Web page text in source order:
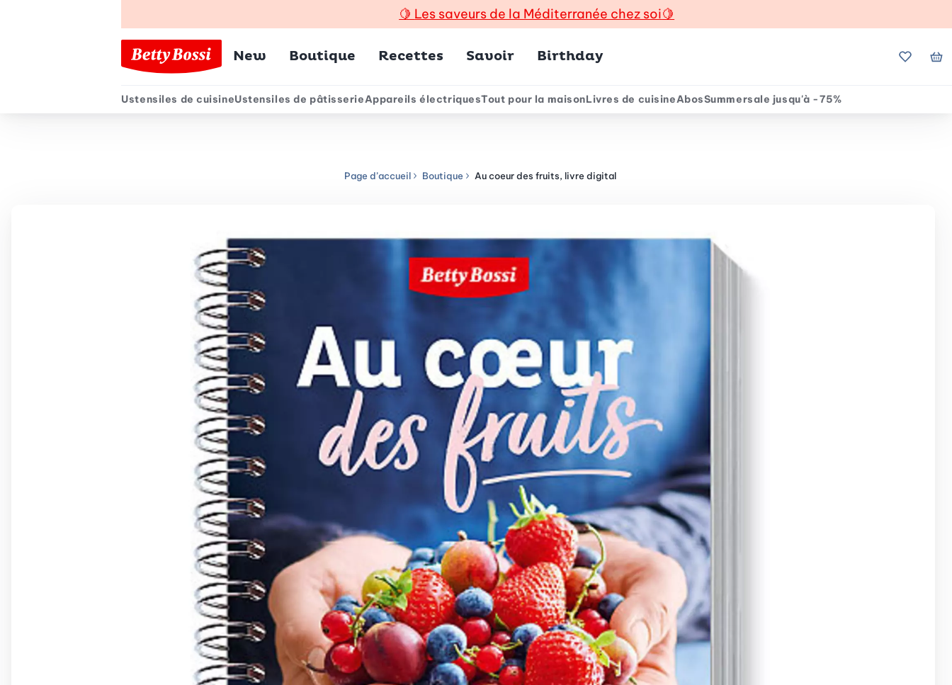
🍋 Les saveurs de la Méditerranée chez soi🍋
Menu principal
New Boutique Recettes Savoir Birthday Mes
Menu secondaire
Ustensiles de cuisineUstensiles de pâtisserieAppareils électriquesTout pour la maisonLivres de cuisineAbosSummersale jusqu'à -75%
Page d’accueil Boutique Au coeur des fruits, livre digital